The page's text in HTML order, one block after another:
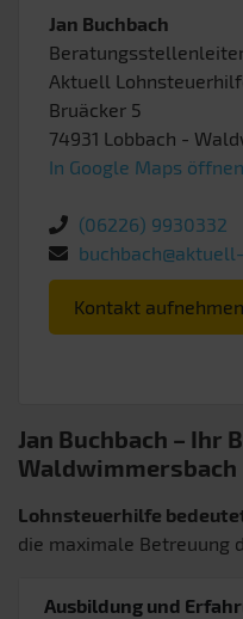
Jan Buchbach
Aktuell
Bruäcker 5
74931 Lobbach -
In Google Maps öffnen
(06226) 9930332
Kontakt aufnehmen
Jan Buchbach – Ihr
Waldwimmersbach
Lohnsteuerhilfe
die maximale Betreuung
Ausbildung und